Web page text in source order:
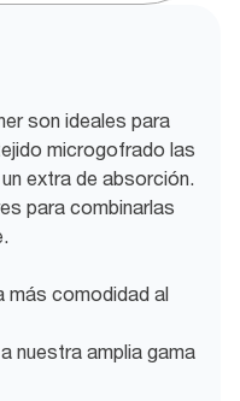
son ideales para
microgofrado las
extra de absorción.
para combinarlas
más comodidad al
nuestra amplia gama